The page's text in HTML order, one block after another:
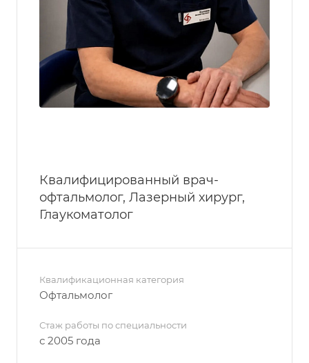
Квалифицированный врач-
офтальмолог, Лазерный хирург,
Глаукоматолог
Квалификационная категория
Офтальмолог
Стаж работы по специальности
с 2005 года